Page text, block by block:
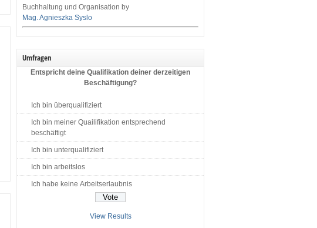
Buchhaltung und Organisation by
Mag. Agnieszka Syslo
Umfragen
Entspricht deine Qualifikation deiner derzeitigen
Beschäftigung?
Ich bin überqualifiziert
Ich bin meiner Quailifikation entsprechend
beschäftigt
Ich bin unterqualifiziert
Ich bin arbeitslos
Ich habe keine Arbeitserlaubnis
View Results